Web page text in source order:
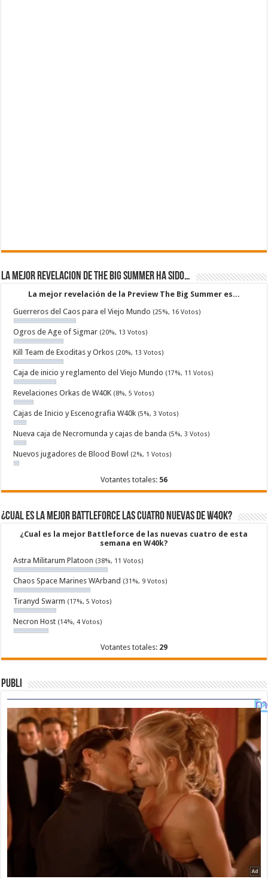
La mejor revelacion de The Big Summer ha sido…
La mejor revelación de la Preview The Big Summer es...
Guerreros del Caos para el Viejo Mundo (25%, 16 Votos)
Ogros de Age of Sigmar (20%, 13 Votos)
Kill Team de Exoditas y Orkos (20%, 13 Votos)
Caja de inicio y reglamento del Viejo Mundo (17%, 11 Votos)
Revelaciones Orkas de W40K (8%, 5 Votos)
Cajas de Inicio y Escenografia W40k (5%, 3 Votos)
Nueva caja de Necromunda y cajas de banda (5%, 3 Votos)
Nuevos jugadores de Blood Bowl (2%, 1 Votos)
Votantes totales: 56
¿Cual es la mejor Battleforce las cuatro nuevas de W40k?
¿Cual es la mejor Battleforce de las nuevas cuatro de esta
semana en W40k?
Astra Militarum Platoon (38%, 11 Votos)
Chaos Space Marines WArband (31%, 9 Votos)
Tiranyd Swarm (17%, 5 Votos)
Necron Host (14%, 4 Votos)
Votantes totales: 29
Publi